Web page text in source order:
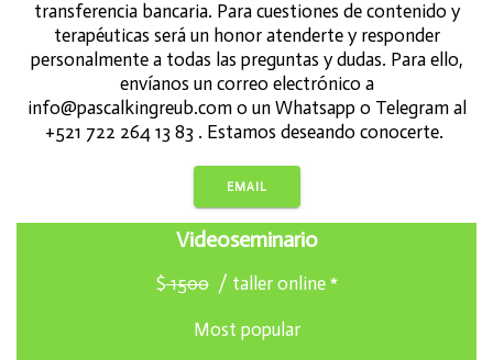
transferencia bancaria. Para cuestiones de contenido y
terapéuticas será un honor atenderte y responder
personalmente a todas las preguntas y dudas. Para ello,
envíanos un correo electrónico a
info@pascalkingreub.com o un Whatsapp o Telegram al
+521 722 264 13 83 . Estamos deseando conocerte.
EMAIL
Videoseminario
$1500 / taller online *
Most popular